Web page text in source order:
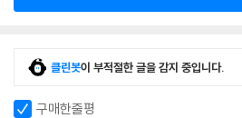
클린봇이 부적절한 글을 감지 중입니다.
구매한줄평